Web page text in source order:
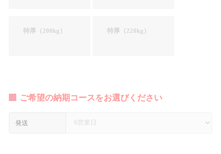
特厚（200kg） 特厚（220kg）
ご希望の納期コースをお選びください
発送